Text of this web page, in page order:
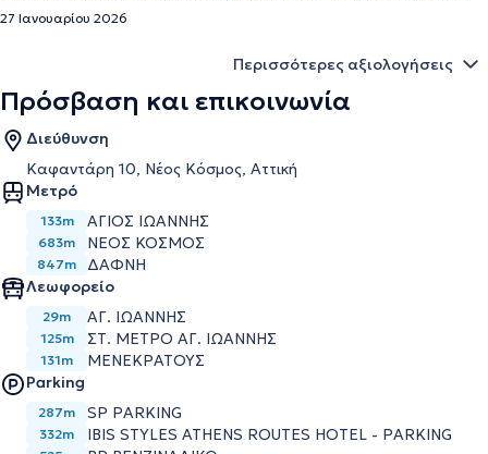
27 Ιανουαρίου 2026
Περισσότερες αξιολογήσεις
Πρόσβαση και επικοινωνία
Διεύθυνση
Καφαντάρη 10, Νέος Κόσμος, Αττική
Μετρό
133m ΑΓΙΟΣ ΙΩΑΝΝΗΣ
683m ΝΕΟΣ ΚΟΣΜΟΣ
847m
ΔΑΦΝΗ
Λεωφορείο
29m ΑΓ. ΙΩΑΝΝΗΣ
125m ΣΤ. ΜΕΤΡΟ ΑΓ. ΙΩΑΝΝΗΣ
131m
ΜΕΝΕΚΡΑΤΟΥΣ
Parking
287m SP PARKING
332m IBIS STYLES ATHENS ROUTES HOTEL - PARKING